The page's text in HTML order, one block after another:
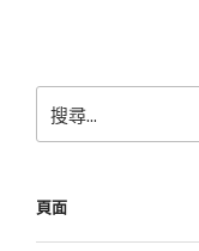
尋
字:
頁面